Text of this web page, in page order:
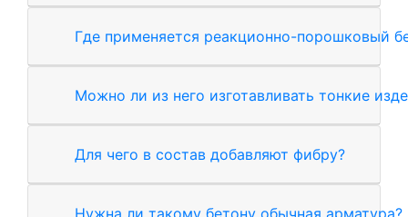
Где применяется реакционно-порошковый
Можно ли из него изготавливать тонкие
Для чего в состав добавляют фибру?
Нужна ли такому бетону обычная арматура?